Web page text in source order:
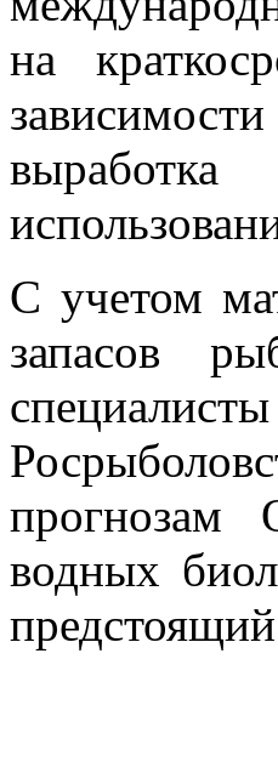
на
С учетом
запасов
водных